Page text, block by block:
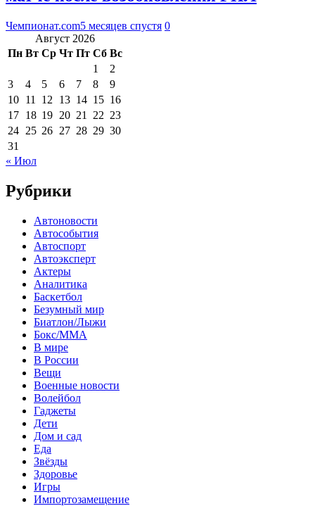
Чемпионат.com5 месяцев спустя 0
Август 2026
Пн Вт Ср Чт Пт Сб Вс
1
2
3
4 5 6 7 8
9
10 11 12 13 14 15 16
17 18 19 20 21 22 23
24 25 26 27 28 29 30
31
« Июл
Рубрики
Автоновости
Автособытия
Автоспорт
Автоэксперт
Актеры
Аналитика
Баскетбол
Безумный мир
Биатлон/Лыжи
Бокс/MMA
В мире
В России
Вещи
Военные новости
Волейбол
Гаджеты
Дети
Дом и сад
Еда
Звёзды
Здоровье
Игры
Импортозамещение